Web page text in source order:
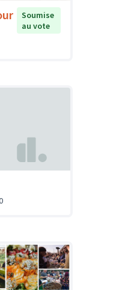
Soumise
au vote